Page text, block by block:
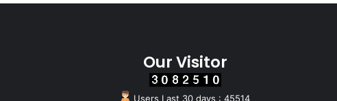
Our Visitor
Users Last 30 days : 45514